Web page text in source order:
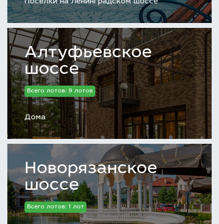
Поселки на Ленинградском шоссе
Алтуфьевское
шоссе
Всего лотов: 9 лотов
Дома
Новорязанское
шоссе
Всего лотов: 1 лот